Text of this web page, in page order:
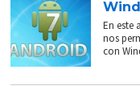
En este
nos
con